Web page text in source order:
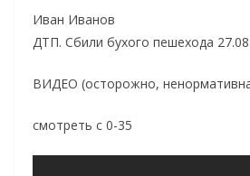
Иван Иванов
ДТП. Сбили бухого пешехода
ВИДЕО (осторожно,
смотреть с 0-35